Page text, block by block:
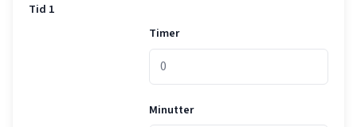
Tid 1
Timer
Minutter